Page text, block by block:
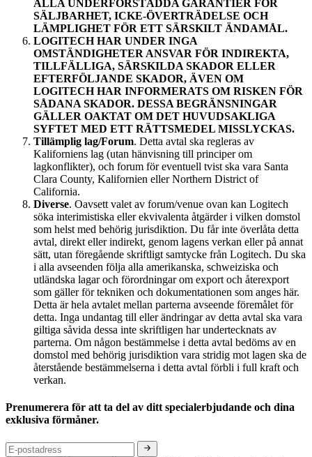
ALLA UNDERFÖRSTÅDDA GARANTIER FÖR
SÄLJBARHET, ICKE-ÖVERTRÄDELSE OCH
LÄMPLIGHET FÖR ETT SÄRSKILT ÄNDAMÅL.
LOGITECH HAR UNDER INGA
OMSTÄNDIGHETER ANSVAR FÖR INDIREKTA,
TILLFÄLLIGA, SÄRSKILDA SKADOR ELLER
EFTERFÖLJANDE SKADOR, ÄVEN OM
LOGITECH HAR INFORMERATS OM RISKEN FÖR
SÅDANA SKADOR. DESSA BEGRÄNSNINGAR
GÄLLER OAKTAT OM DET HUVUDSAKLIGA
SYFTET MED ETT RÄTTSMEDEL MISSLYCKAS.
Tillämplig lag/Forum. Detta avtal ska regleras av
Kaliforniens lag (utan hänvisning till principer om
lagkonflikter), och forum för eventuell tvist ska vara Santa
Clara County, Kalifornien eller Northern District of
California.
Diverse. Oavsett valet av forum/venue ovan kan Logitech
söka interimistiska eller ekvivalenta åtgärder i vilken domstol
som helst med behörig jurisdiktion. Du får inte överlåta detta
avtal, direkt eller indirekt, genom lagens verkan eller på annat
sätt, utan föregående skriftligt samtycke från Logitech. Du ska
i alla avseenden följa alla amerikanska, schweiziska och
utländska lagar och förordningar om export och återexport
som gäller för tekniken och dokumentationen som anges här.
Detta är hela avtalet mellan parterna avseende föremålet för
detta. Inga undantag till eller ändringar av detta avtal ska vara
giltiga såvida dessa inte skriftligen har undertecknats av
parterna. Om någon bestämmelse i detta avtal bedöms av en
domstol med behörig jurisdiktion vara stridig mot lagen ska de
återstående bestämmelserna i detta avtal förbli i full kraft och
verkan.
Prenumerera för att ta del av ditt specialerbjudande och dina
exklusiva förmåner.